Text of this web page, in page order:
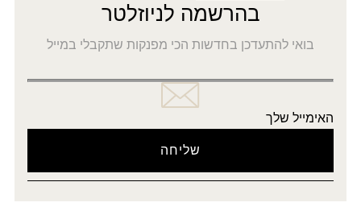
בהרשמה לניוזלטר
בואי להתעדכן בחדשות הכי מפנקות שתקבלי במייל
האימייל שלך